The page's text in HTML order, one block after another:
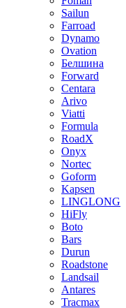
Sailun
Farroad
Dynamo
Ovation
Белшина
Forward
Centara
Arivo
Viatti
Formula
RoadX
Onyx
Nortec
Goform
Kapsen
LINGLONG
HiFly
Boto
Bars
Durun
Roadstone
Landsail
Antares
Tracmax